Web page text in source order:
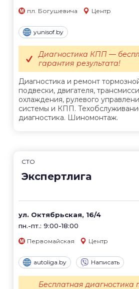
пл. Богушевича Центр
yunisof.by
Диагностика и ремонт
подвески, двигателя,
охлаждения, рулевого
системы и КПП.
диагностика. Шиномонтаж.
Диагностика КПП —
гарантия результата!
СТО
Экспертлига
ул. Октябрьская, 16/4
пн.-пт.: 9:00-18:00
Первомайская Центр
autoliga.by Написать
Бесплатная диагностика